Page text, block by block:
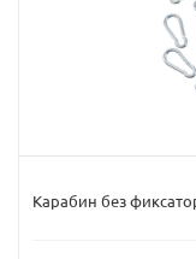
Карабин без